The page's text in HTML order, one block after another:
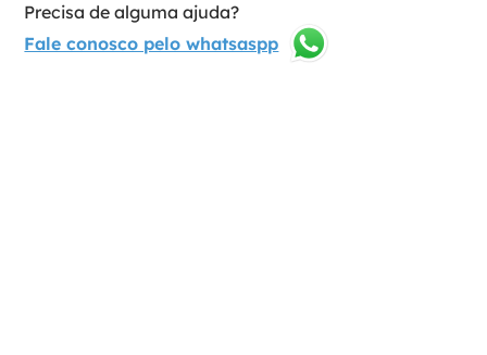
Precisa de alguma ajuda?
Fale conosco pelo whatsaspp